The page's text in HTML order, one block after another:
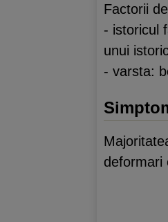
Factorii
- istoricul
unui
- varsta:
deformari